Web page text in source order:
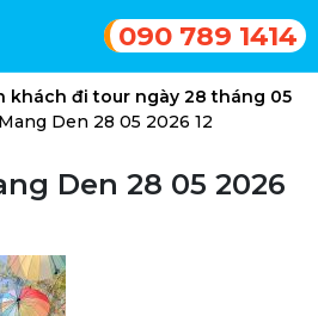
090 789 1414
khách đi tour ngày 28 tháng 05
Den 28 05 2026 12
Den 28 05 2026